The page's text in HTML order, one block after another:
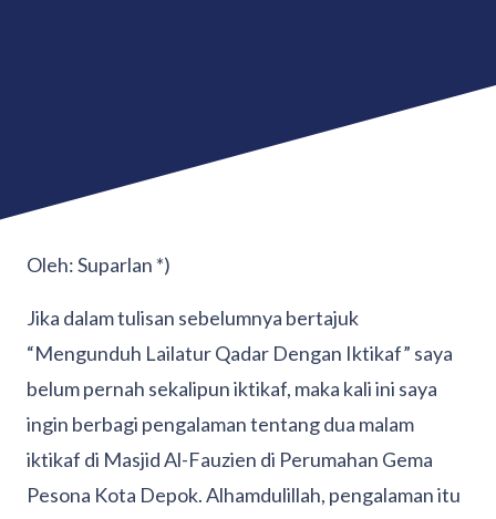
Oleh: Suparlan *)
Jika dalam tulisan sebelumnya bertajuk
“Mengunduh Lailatur Qadar Dengan Iktikaf” saya
belum pernah sekalipun iktikaf, maka kali ini saya
ingin berbagi pengalaman tentang dua malam
iktikaf di Masjid Al-Fauzien di Perumahan Gema
Pesona Kota Depok. Alhamdulillah, pengalaman itu